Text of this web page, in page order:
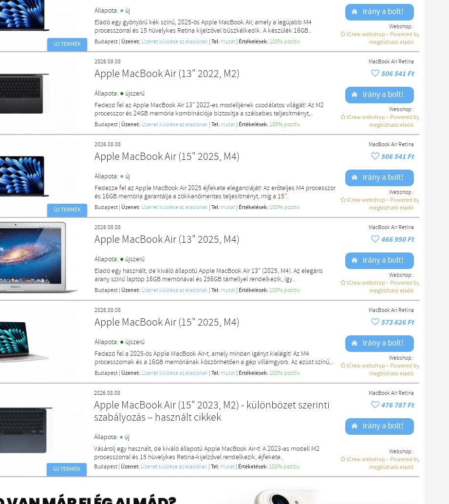
ÚJ TERMÉK
Állapota: ● új
Eladó egy gyönyörű kék színű, 2025-ös Apple MacBook Air, amely a legújabb M4
processzorral és 15 hüvelykes Retina kijelzővel büszkélkedik. A készülék 16GB..
Budapest | Üzenet: Üzenet küldése az eladónak |Tel: mutat | Értékelések: 100% pozítiv
Irány a bolt!
Webshop :
iCrew webshop – Powered by macdoki
megbízható eladó
2026.08.08
Apple MacBook Air (13" 2022, M2)
Állapota: ● újszerű
Fedezd fel az Apple MacBook Air 13" 2022-es modelljének csodálatos világát! Az M2
processzor és 24GB memória kombinációja biztosítja a szélsebes teljesítményt,..
Budapest | Üzenet: Üzenet küldése az eladónak |Tel: mutat | Értékelések: 100% pozítiv
MacBook Air Retina
506 541 Ft
Irány a bolt!
Webshop :
iCrew webshop – Powered by macdoki
megbízható eladó
ÚJ TERMÉK
2026.08.08
Apple MacBook Air (15" 2025, M4)
Állapota: ● új
Fedezze fel az Apple MacBook Air 2025 éjfekete eleganciáját! Az erőteljes M4 processzor
és 16GB memória garantálja a zökkenőmentes teljesítményt, míg a 15”..
Budapest | Üzenet: Üzenet küldése az eladónak |Tel: mutat | Értékelések: 100% pozítiv
MacBook Air Retina
506 541 Ft
Irány a bolt!
Webshop :
iCrew webshop – Powered by macdoki
megbízható eladó
2026.08.08
Apple MacBook Air (13" 2025, M4)
Állapota: ● újszerű
Eladó egy használt, de kiváló állapotú Apple MacBook Air 13" (2025, M4). Az elegáns
arany színű laptop 16GB memóriával és 256GB tárhellyel rendelkezik, így..
Budapest | Üzenet: Üzenet küldése az eladónak |Tel: mutat | Értékelések: 100% pozítiv
MacBook Air Retina
466 950 Ft
Irány a bolt!
Webshop :
iCrew webshop – Powered by macdoki
megbízható eladó
2026.08.08
Apple MacBook Air (15" 2025, M4)
Állapota: ● újszerű
Fedezd fel a 2025-ös Apple MacBook Air-t, amely minden igényt kielégít! Az M4
processzornak és a 16GB memóriának köszönhetően a gép villámgyors. Az ezüst színű,..
Budapest | Üzenet: Üzenet küldése az eladónak |Tel: mutat | Értékelések: 100% pozítiv
MacBook Air Retina
573 626 Ft
Irány a bolt!
Webshop :
iCrew webshop – Powered by macdoki
megbízható eladó
ÚJ TERMÉK
2026.08.08
Apple MacBook Air (15" 2023, M2) - különbözet szerinti
szabályozás – használt cikkek
Állapota: ● új
Vásárolj egy használt, de kiváló állapotú Apple MacBook Air-t! A 2023-as modell M2
processzorral és 15 hüvelykes Retina-kijelzővel rendelkezik, éjfekete..
Budapest | Üzenet: Üzenet küldése az eladónak |Tel: mutat | Értékelések: 100% pozítiv
MacBook Air Retina
476 787 Ft
Irány a bolt!
Webshop :
iCrew webshop – Powered by macdoki
megbízható eladó